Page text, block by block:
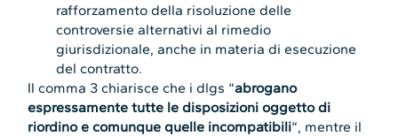
rafforzamento della risoluzione delle
controversie alternativi al rimedio
giurisdizionale, anche in materia di esecuzione
del contratto.
Il comma 3 chiarisce che i dlgs “abrogano
espressamente tutte le disposizioni oggetto di
riordino e comunque quelle incompatibili“, mentre il